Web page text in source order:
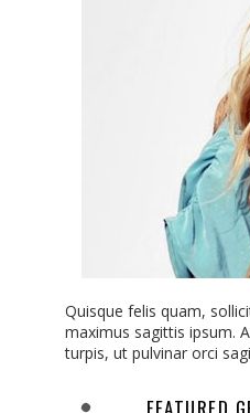
Quisque felis quam,
maximus sagittis ipsum.
turpis, ut pulvinar orci